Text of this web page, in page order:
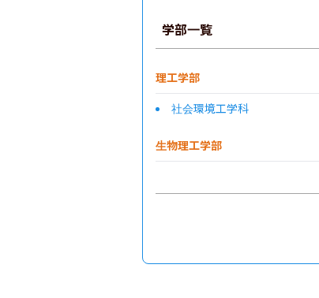
学部一覧
理工学部
社会環境工学科
生物理工学部